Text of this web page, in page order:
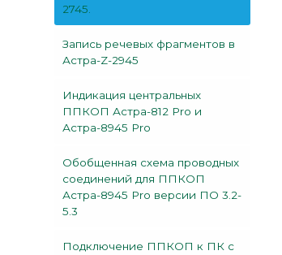
2745.
Запись речевых фрагментов в
Астра-Z-2945
Индикация центральных
ППКОП Астра-812 Pro и
Астра-8945 Pro
Обобщенная схема проводных
соединений для ППКОП
Астра-8945 Pro версии ПО 3.2-
5.3
Подключение ППКОП к ПК с